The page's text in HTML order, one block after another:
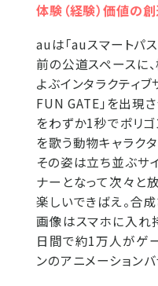
体験（経験）価値の
auは「auスマートパ
前の公道スペースに
よぶインタラクティ
FUN GATE」を出現
をわずか1秒でポリ
を歌う動物キャラク
その姿は立ち並ぶサ
ナーとなって次々と
楽しいできばえ。合
画像はスマホに入れ
日間で約1万人がゲ
ンのアニメーション